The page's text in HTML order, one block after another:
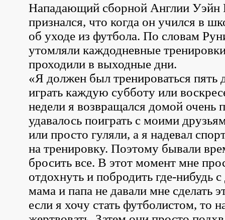
Нападающий сборной Англии Уэйн
признался, что когда он учился в
об уходе из футбола. По словам
утомляли каждодневные
проходили в выходные дни.
«Я должен был тренироваться пять
играть каждую субботу или
недели я возвращался домой очень
удавалось поиграть с моими
или просто гуляли, а я надевал
на тренировку. Поэтому бывали
бросить все. В этот момент мне
отдохнуть и побродить где-нибудь
мама и папа не давали мне сделать
если я хочу стать футболистом, то